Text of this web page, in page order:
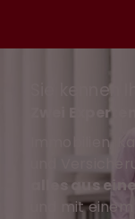
Sie kennen
Zwei
Immobilien,
und
alles aus
und mit